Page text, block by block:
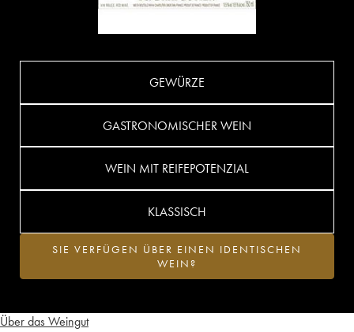
Über das Weingut
GEWÜRZE
GASTRONOMISCHER WEIN
WEIN MIT REIFEPOTENZIAL
KLASSISCH
SIE VERFÜGEN ÜBER EINEN IDENTISCHEN
WEIN?